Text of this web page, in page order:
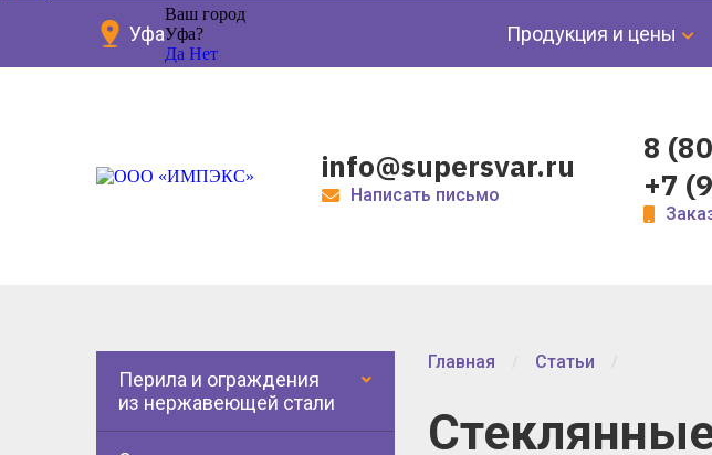
Уфа
Ваш город
Уфа?
Да Нет
Продукция и цены
info@supersvar.ru
Написать письмо
8
+7
Перила и ограждения
из нержавеющей стали
Главная Статьи